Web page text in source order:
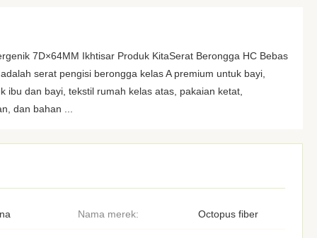
7D×64MM Ikhtisar Produk KitaSerat Berongga HC Bebas
serat pengisi berongga kelas A premium untuk bayi,
ibu dan bayi, tekstil rumah kelas atas, pakaian ketat,
dan bahan ...
Nama merek: Octopus fiber